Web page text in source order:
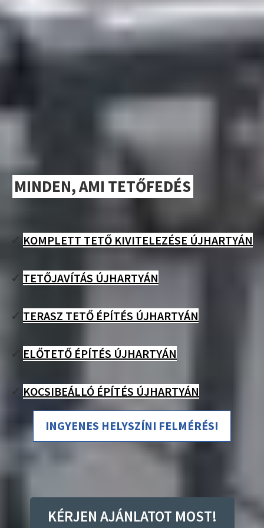
MINDEN, AMI TETŐFEDÉS
✓ KOMPLETT TETŐ KIVITELEZÉSE ÚJHARTYÁN
✓ TETŐJAVÍTÁS ÚJHARTYÁN
✓ TERASZ TETŐ ÉPÍTÉS ÚJHARTYÁN
✓ ELŐTETŐ ÉPÍTÉS ÚJHARTYÁN
✓ KOCSIBEÁLLÓ ÉPÍTÉS ÚJHARTYÁN
INGYENES HELYSZÍNI FELMÉRÉS!
KÉRJEN AJÁNLATOT MOST!